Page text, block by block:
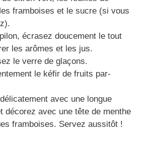
framboises et le sucre (si vous
écrasez doucement le tout
les arômes et les jus.
le verre de glaçons.
le kéfir de fruits par-
avec une longue
décorez avec une tête de menthe
framboises. Servez aussitôt !